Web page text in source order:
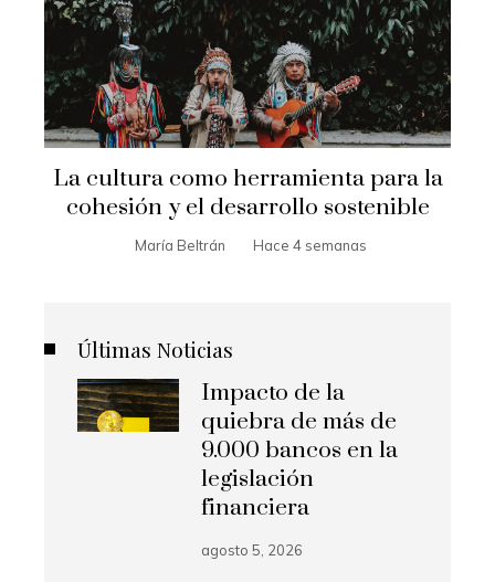
La cultura como herramienta para la
cohesión y el desarrollo sostenible
María Beltrán Hace 4 semanas
Últimas Noticias
Impacto de la
quiebra de más de
9.000 bancos en la
legislación
financiera
agosto 5, 2026